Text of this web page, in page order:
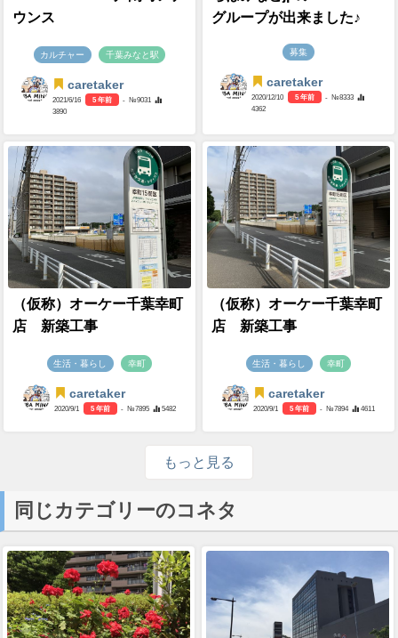
ウンス
カルチャー 千葉みなと駅
caretaker
2021/6/16 5 年前
- №9031
3890
グループが出来ました♪
募集
caretaker
2020/12/10 5 年前
- №8333
4362
（仮称）オーケー千葉幸町
店 新築工事
生活・暮らし 幸町
caretaker
2020/9/1 5 年前 - №7895 5482
（仮称）オーケー千葉幸町
店 新築工事
生活・暮らし 幸町
caretaker
2020/9/1 5 年前 - №7894 4611
もっと見る
同じカテゴリーのコネタ